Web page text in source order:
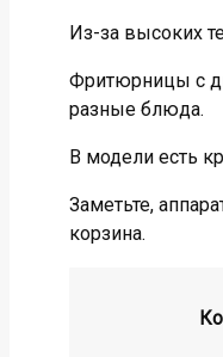
Из-за высоких
Фритюрницы с
разные блюда.
В модели есть
Заметьте,
корзина.